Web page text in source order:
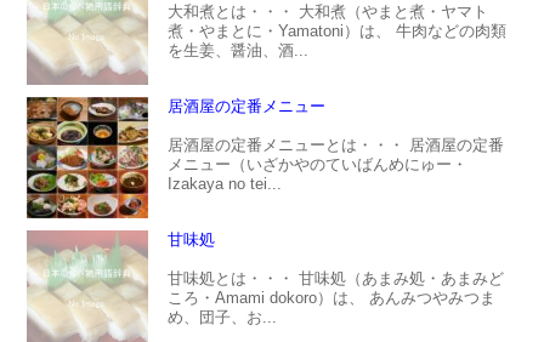
大和煮とは・・・ 大和煮（やまと煮・ヤマト
煮・やまとに・Yamatoni）は、 牛肉などの肉類
を生姜、醤油、酒...
居酒屋の定番メニュー
居酒屋の定番メニューとは・・・ 居酒屋の定番
メニュー（いざかやのていばんめにゅー・
Izakaya no tei...
甘味処
甘味処とは・・・ 甘味処（あまみ処・あまみど
ころ・Amami dokoro）は、 あんみつやみつま
め、団子、お...